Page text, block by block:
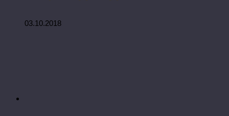
03.10.2018